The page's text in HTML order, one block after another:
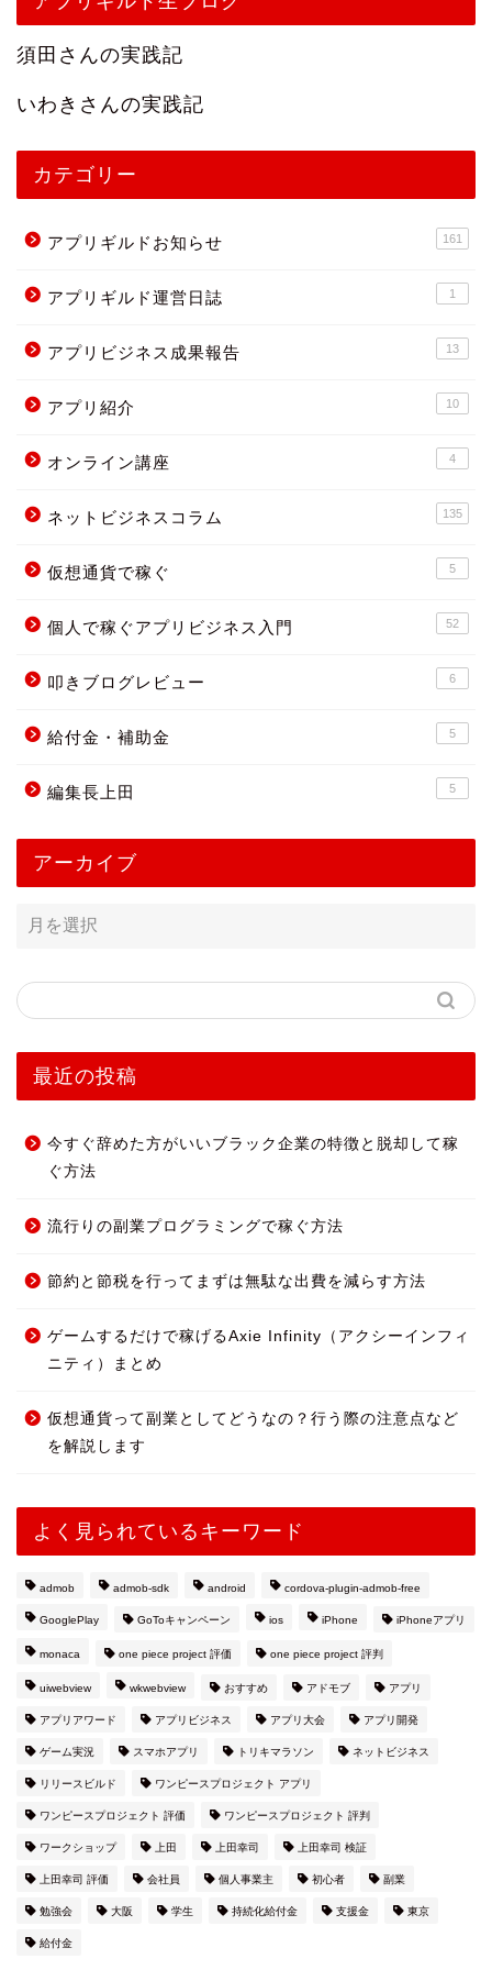
須田さんの実践記
いわきさんの実践記
カテゴリー
アプリギルドお知らせ 161
アプリギルド運営日誌 1
アプリビジネス成果報告 13
アプリ紹介 10
オンライン講座 4
ネットビジネスコラム 135
仮想通貨で稼ぐ 5
個人で稼ぐアプリビジネス入門 52
叩きブログレビュー 6
給付金・補助金 5
編集長上田 5
アーカイブ
最近の投稿
今すぐ辞めた方がいいブラック企業の特徴と脱却して稼
ぐ方法
流行りの副業プログラミングで稼ぐ方法
節約と節税を行ってまずは無駄な出費を減らす方法
ゲームするだけで稼げるAxie Infinity（アクシーインフィ
ニティ）まとめ
仮想通貨って副業としてどうなの？行う際の注意点など
を解説します
よく見られているキーワード
admob admob-sdk android cordova-plugin-admob-free
GooglePlay GoToキャンペーン ios iPhone iPhoneアプリ
monaca one piece project 評価 one piece project 評判
uiwebview wkwebview おすすめ アドモブ アプリ
アプリアワード アプリビジネス アプリ大会 アプリ開発
ゲーム実況 スマホアプリ トリキマラソン ネットビジネス
リリースビルド ワンピースプロジェクト アプリ
ワンピースプロジェクト 評価 ワンピースプロジェクト 評判
ワークショップ 上田 上田幸司 上田幸司 検証
上田幸司 評価 会社員 個人事業主 初心者 副業
勉強会 大阪 学生 持続化給付金 支援金 東京
給付金